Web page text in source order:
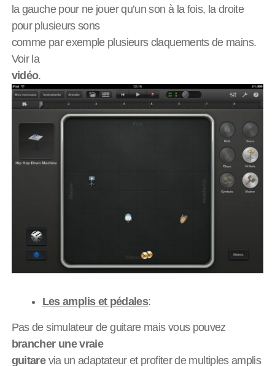
la gauche pour ne jouer qu’un son à la fois, la droite
pour plusieurs sons
comme par exemple plusieurs claquements de mains.
Voir la
vidéo.
Les amplis et pédales:
Pas de simulateur de guitare mais vous pouvez
brancher une vraie
guitarevia un adaptateur et profiter de multiples amplis